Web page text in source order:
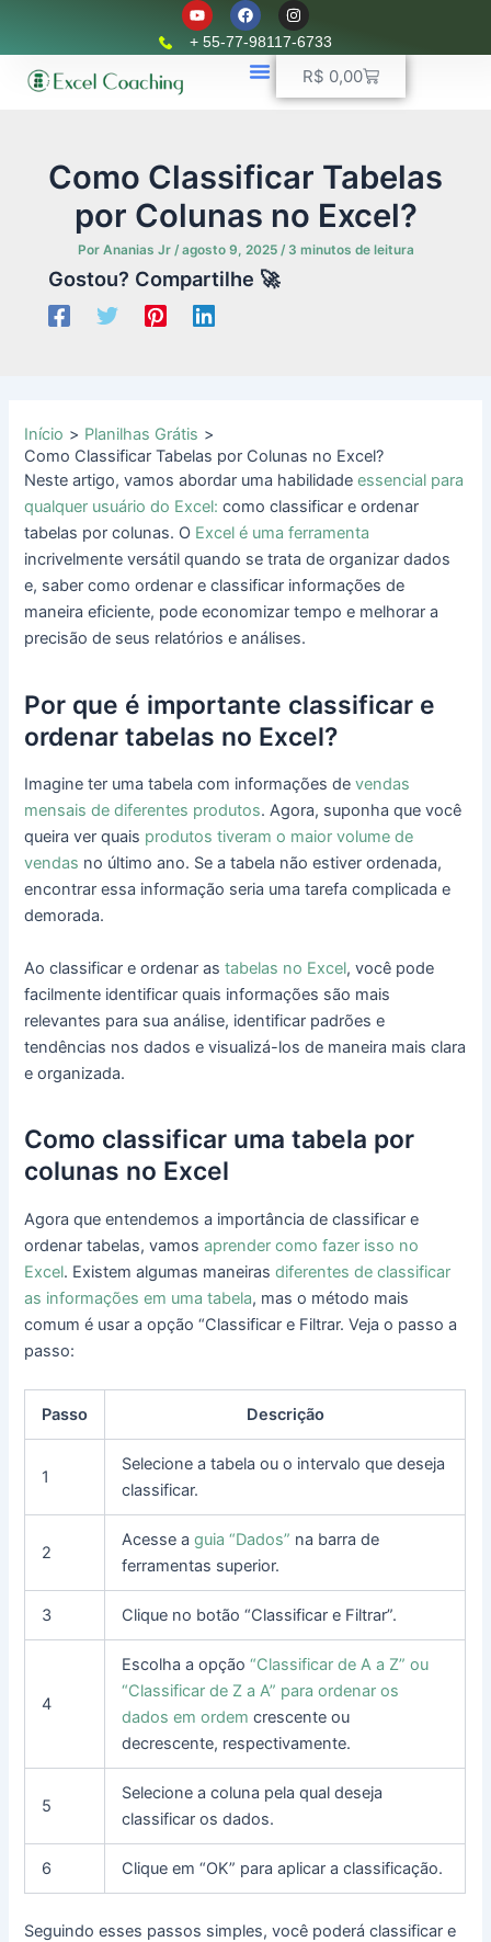
conteúdo
Y
o
u
t
F
a
c
e
b
o
I
n
s
t
r
+ 55-77-98117-6733
R$ 0,00Carrinho
Como Classificar Tabelas
por Colunas no Excel?
Por Ananias Jr /agosto 9, 2025 / 3 minutos de leitura
Gostou? Compartilhe 🚀
Início
Planilhas Grátis
Como Classificar Tabelas por Colunas no Excel?
Neste artigo, vamos abordar uma habilidadeessencial para
qualquer usuário do Excel: como classificar e ordenar
tabelas por colunas. O Excel é uma ferramenta
incrivelmente versátil quando se trata de organizar dados
e, saber como ordenar e classificar informações de
maneira eficiente, pode economizar tempo e melhorar a
precisão de seus relatórios e análises.
Por que é importante classificar e
ordenar tabelas no Excel?
Imagine ter uma tabela com informações devendas
mensais de diferentes produtos. Agora, suponha que você
queira ver quais produtos tiveram o maior volume de
vendas no último ano. Se a tabela não estiver ordenada,
encontrar essa informação seria uma tarefa complicada e
demorada.
Ao classificar e ordenar astabelas no Excel, você pode
facilmente identificar quais informações são mais
relevantes para sua análise, identificar padrões e
tendências nos dados e visualizá-los de maneira mais clara
e organizada.
Como classificar uma tabela por
colunas no Excel
Agora que entendemos a importância de classificar e
ordenar tabelas, vamosaprender como fazer isso no
Excel. Existem algumas maneirasdiferentes de classificar
as informações em uma tabela, mas o método mais
comum é usar a opção “Classificar e Filtrar. Veja o passo a
passo:
Passo Descrição
1
Selecione a tabela ou o intervalo que deseja
classificar.
2
Acesse aguia “Dados” na barra de
ferramentas superior.
3 Clique no botão “Classificar e Filtrar”.
4
Escolha a opção“Classificar de A a Z” ou
“Classificar de Z a A” para ordenar os
dados em ordem crescente ou
decrescente, respectivamente.
5
Selecione a coluna pela qual deseja
classificar os dados.
6 Clique em “OK” para aplicar a classificação.
Seguindo esses passos simples, você poderá classificar e